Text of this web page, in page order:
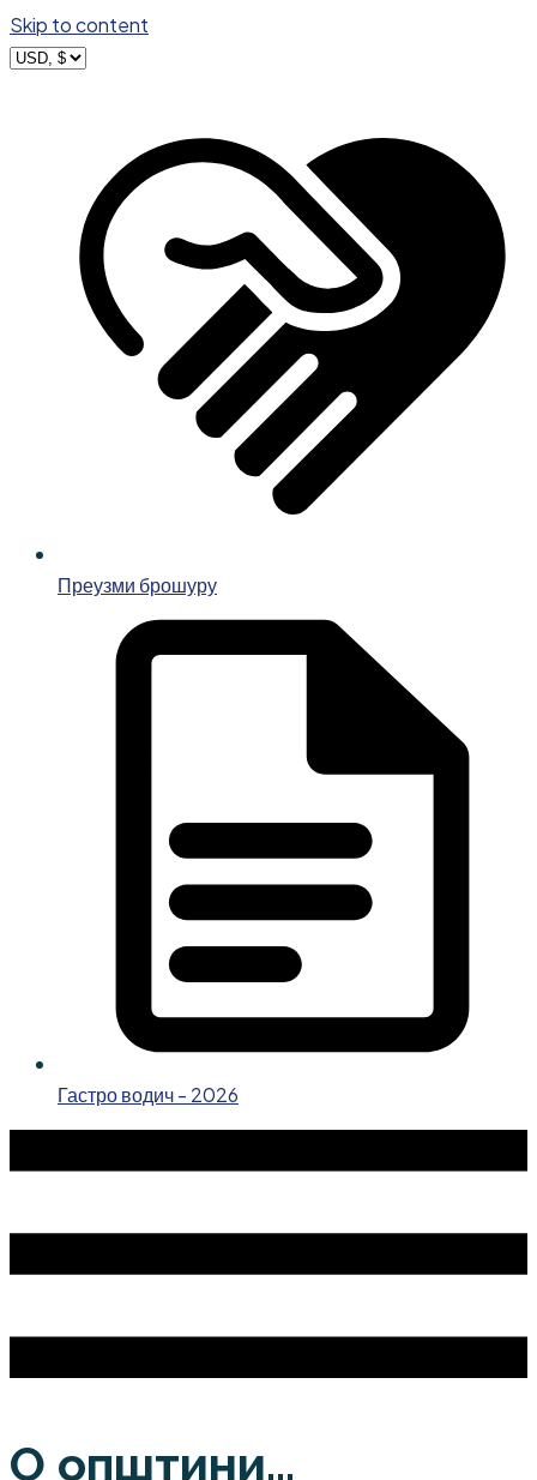
Skip to content
Преузми брошуру
Гастро водич - 2026
О општини...